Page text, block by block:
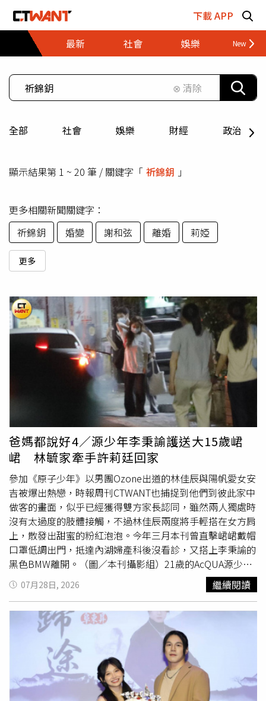
下載 APP
最新
社會 娛樂 財經
⊗ 清除
全部 社會 娛樂 財經 政治
顯示結果第 1 ~ 20 筆 / 關鍵字「 祈錦鈅 」
更多相關新聞關鍵字：
祈錦鈅
婚變 謝和弦 離婚 莉婭
更多
爸媽都說好4／源少年李秉諭護送大15歲峮
峮 林毓家牽手許莉廷回家
參加《原子少年》以男團Ozone出道的林佳辰與陽帆愛女安
吉被爆出熱戀，時報周刊CTWANT也捕捉到他們到彼此家中
做客的畫面，似乎已經獲得雙方家長認同，雖然兩人獨處時
沒有太過度的肢體接觸，不過林佳辰兩度將手輕搭在女方肩
上，散發出甜蜜的粉紅泡泡。今年三月本刊曾直擊峮峮戴帽
口罩低調出門，抵達內湖婦產科後沒看診，又搭上李秉諭的
黑色BMW離開。（圖／本刊攝影組）21歲的AcQUA源少年
李秉諭先前被本刊直擊，擔任大他15歲中信啦啦隊女神峮峮
的護花使者，在送峮峮回家的途中，李秉諭發現本刊後無視
交通規則，跨越雙白實線變換車道並加速離開。雖然發現本
刊，但還是抵擋不住兩人想約會的心，幾天後又拍到了李秉
諭多次進出峮峮住處，不過雙方的經紀人則都表示他們是很
正常的交友關係。本刊去年底曾直擊林毓家與許莉廷甜蜜牽
手出門購物，接著騎著機車消失在車陣中。（圖／本刊攝影
組）。同為AcQUA源少年的林毓家也被本刊見證了甜甜的戀
愛，他與許莉廷在去年合作了公視人生劇展《晚安，瑪卡
07月28日, 2026 繼續閱讀